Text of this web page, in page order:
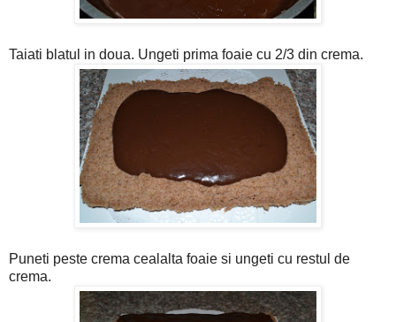
Taiati blatul in doua. Ungeti prima foaie cu 2/3 din crema.
Puneti peste crema cealalta foaie si ungeti cu restul de
crema.